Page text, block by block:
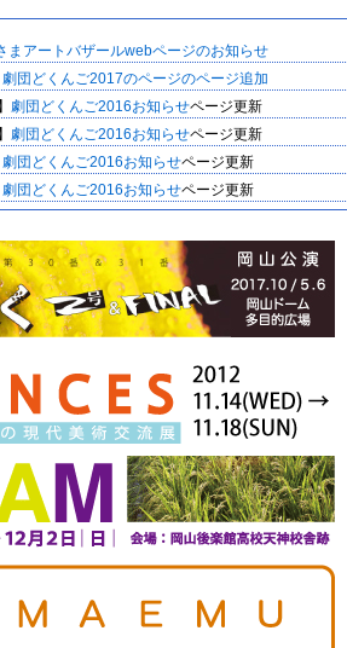
ザール10ボランティアスタッフを募集します。
ザール10開催決定！！(2015.1.3)
山公演2014
演2014ページへ（2014.9.15）
バザール９出展者募集は終了しました。(2014.3.9)
バザール９出展者募集を開始しました。
バザール９開催決定！
ザール８は予定通り10月20日に開催します!
ザール８のHPをリニューアルしました!
バザール８の出展応募を終了しました!(2013.5.20)
こちら！
15日(月)～5月20日(月)です。(2013.4.14)
バザール８公式ブログを開設！(2013.2.20)
バザール８
開催決定！
延：10月27日(日)］(2011.1.20)
イベント情報を変更しました
DISTANCES イベントページへ（2012.11.8）
アジアとヨーロッパの現代美術交流展
DISTANCES ページ へ（2012.10.15）
まアートバザールwebページのお知らせ
劇団どくんご2017のページのページ追加
劇団どくんご2016お知らせページ更新
劇団どくんご2016お知らせページ更新
劇団どくんご2016お知らせページ更新
劇団どくんご2016お知らせページ更新
劇団どくんご2016ページ追加
ひさまアートバザール11公式HP
ひさまアートバザール10公式HPを開設しました。
劇団どくんご岡山公演2014
ページ追加
おひさまアートバザール9公式BLOGを開設しました。
おひさまアートバザール8HP
リニューアル
し込みフォームページ追加
ひバザ８ページ追加
】
イベント
ページを更新
MAMページ追加
】
Arts Bridge Project 2012 DISTANCES アジア
展ページ更新
劇団どくんご岡山公演2012
ページ更新
劇団どくんご岡山公演2012
ページ追加